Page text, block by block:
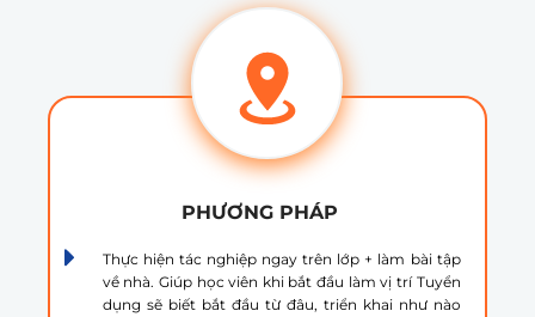
PHƯƠNG PHÁP
Thực hiện tác nghiệp ngay trên lớp + làm bài tập
về nhà. Giúp học viên khi bắt đầu làm vị trí Tuyển
dụng sẽ biết bắt đầu từ đâu, triển khai như nào